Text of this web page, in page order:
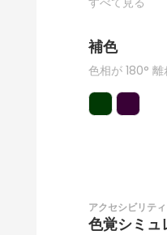
補色
色相が 180°
アクセシビリティ
色覚シミュ